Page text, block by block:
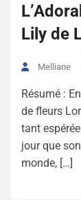
Lily de
Melliane
Résumé :
de fleurs
tant
jour que
monde, […]